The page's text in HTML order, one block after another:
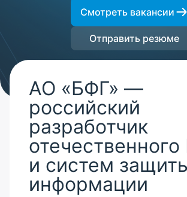
Смотреть вакансии
Отправить резюме
АО «БФГ» —
российский
разработчик
и систем
информации